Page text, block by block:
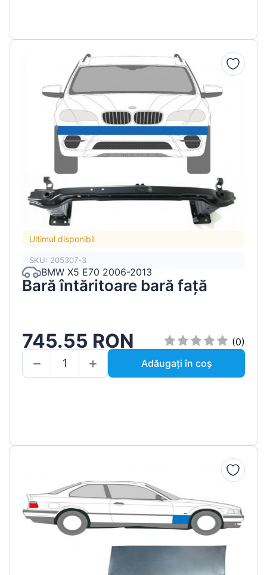
Ultimul disponibil
SKU: 205307-3
BMW X5 E70 2006-2013
Bară întăritoare bară față
745.55 RON
(0)
Adăugați în coș